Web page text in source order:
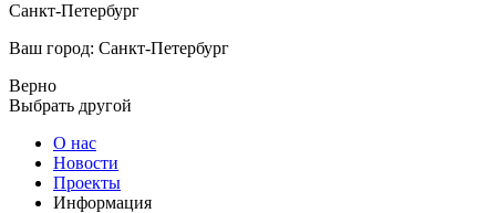
Санкт-Петербург
Ваш город: Санкт-Петербург
Верно
Выбрать другой
О нас
Новости
Проекты
Информация